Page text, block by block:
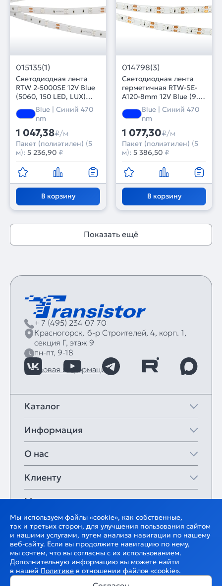
015135(1)
Светодиодная лента
RTW 2-5000SE 12V Blue
(5060, 150 LED, LUX)
(Arlight, 7.2 Вт/м, IP65)
Blue | Синий 470
nm
1 047,38₽/м
Пакет (полиэтилен) (5
м): 5 236,90 ₽
В корзину
014798(3)
Светодиодная лента
герметичная RTW-SE-
A120-8mm 12V Blue (9.6
W/m, IP65, 2835, 5m)
(Arlight, 9.6 Вт/м, IP65)
Blue | Синий 470
nm
1 077,30₽/м
Пакет (полиэтилен) (5
м): 5 386,50 ₽
В корзину
Показать ещё
+ 7 (495) 234 07 70
Красногорск, б‑р Строителей, 4, корп. 1,
секция Г, этаж 9
пн-пт, 9-18
Правовая информация
Каталог
Информация
О нас
Клиенту
Мои закладки
Мы используем файлы «cookie», как собственные,
так и третьих сторон, для улучшения пользования сайтом
и нашими услугами, путем анализа навигации по нашему
веб-сайту. Если вы продолжите навигацию по нему,
мы сочтем, что вы согласны с их использованием.
Дополнительную информацию вы можете найти
в нашей Политике в отношении файлов «cookie».